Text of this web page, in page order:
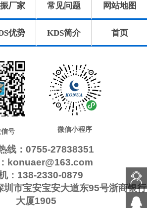
振
QuartzCom
晶振
QANTEK晶
振
MtronPTI晶
振
KVG晶振 ILSI晶振
GEYER晶
晶 FOX晶振
Euroquartz
晶振
Crystek晶振
晶
AEL晶振 AEK晶振
Statek晶振
晶
IDTcrystal
晶振
SiTimeCryst
al
振
日蚀晶振
ECScrystal
晶振
Jauch晶振 高利奇晶振
振 微晶晶振 CTS晶振
拉尼
厂家 常见问题 网站地图
优势 KDS简介 首页
号 微信小程序
线：0755-27838351
konuaer@163.com
：138-2330-0879
圳市宝安宝安大道东95号浙商银行
大厦1905